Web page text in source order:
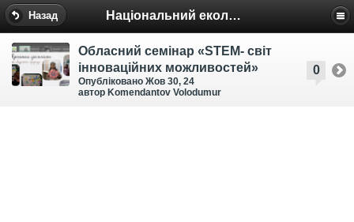
Назад Національний еколого-натуралістичний центр
0
Обласний семінар «STEM- світ
інноваційних можливостей»
Опубліковано Жов 30, 24
автор Komendantov Volodumur